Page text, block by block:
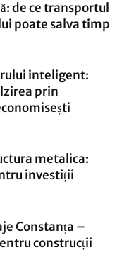
de ce transportul
poate salva timp
inteligent:
prin
metalica:
investiții
Constanța –
construcții